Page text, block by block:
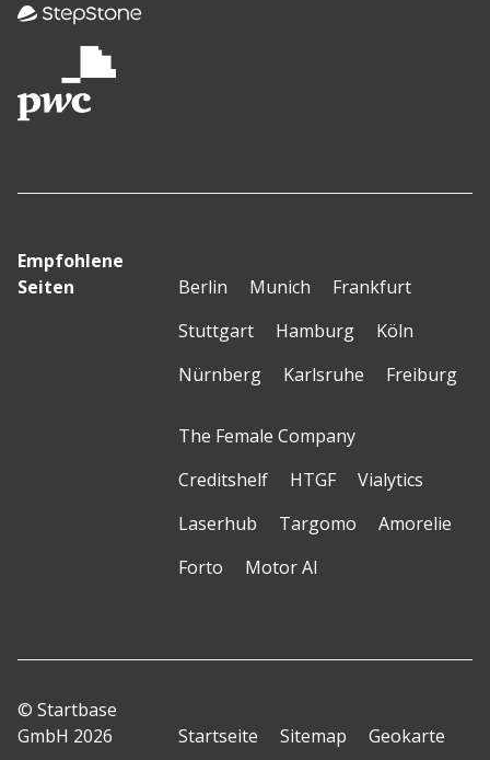
Empfohlene
Seiten
Berlin Munich
Frankfurt
Stuttgart
Hamburg
Köln
Nürnberg
Karlsruhe Freiburg
The Female Company
Creditshelf
HTGF
Vialytics
Laserhub
Targomo
Amorelie
Forto
Motor AI
© Startbase
GmbH 2026
Startseite Sitemap Geokarte